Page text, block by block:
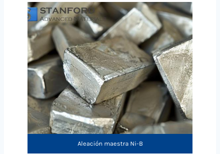
Aleación maestra Ni-B